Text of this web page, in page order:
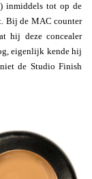
inmiddels tot op de
Bij de MAC counter
hij deze concealer
eigenlijk kende hij
de Studio Finish